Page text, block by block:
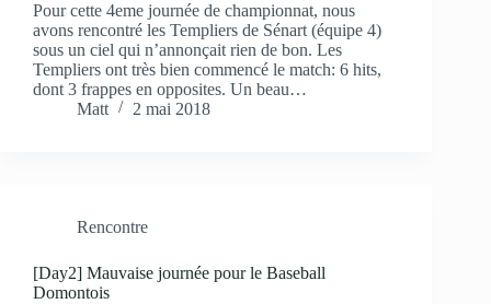
Pour cette 4eme journée de championnat, nous
avons rencontré les Templiers de Sénart (équipe 4)
sous un ciel qui n’annonçait rien de bon. Les
Templiers ont très bien commencé le match: 6 hits,
dont 3 frappes en opposites. Un beau…
Matt
2 mai 2018
Rencontre
[Day2] Mauvaise journée pour le Baseball
Domontois